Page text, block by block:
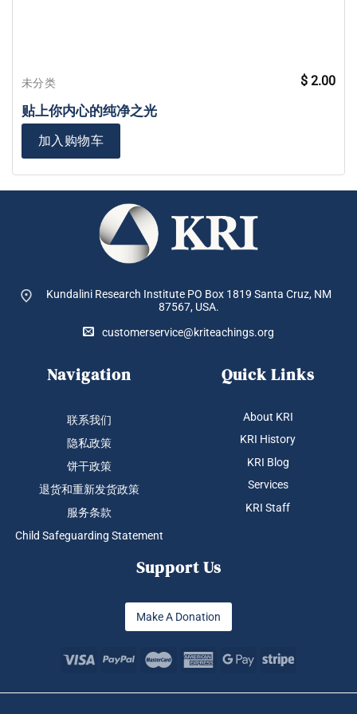
未分类
贴上你内心的纯净之光
$ 2.00
加入购物车
Kundalini Research Institute PO Box 1819 Santa Cruz, NM
87567, USA.
customerservice@kriteachings.org
Navigation
联系我们
隐私政策
饼干政策
退货和重新发货政策
服务条款
Child Safeguarding Statement
Quick Links
About KRI
KRI History
KRI Blog
Services
KRI Staff
Support Us
Make A Donation